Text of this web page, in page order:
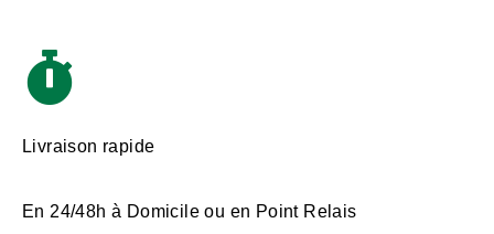
Livraison rapide
En 24/48h à Domicile ou en Point Relais